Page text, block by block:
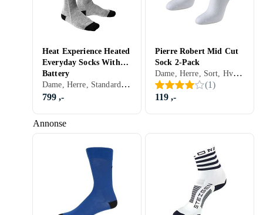
Annonse
Heat Experience Heated
Everyday Socks With
Battery
Dame, Herre, Standard, Sort, Grå, Grønn
799 ,-
Pierre Robert Mid Cut
Sock 2-Pack
Dame, Herre, Sort, Hvit, Blå
(1)
119 ,-